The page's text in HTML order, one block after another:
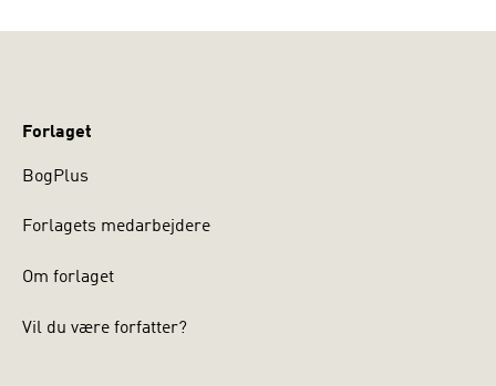
Forlaget
BogPlus
Forlagets medarbejdere
Om forlaget
Vil du være forfatter?